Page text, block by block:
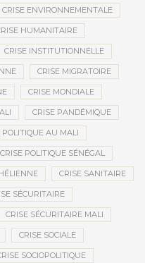
CRISE ENVIRONNEMENTALE
HUMANITAIRE
CRISE INSTITUTIONNELLE
CRISE MIGRATOIRE
CRISE MONDIALE
CRISE PANDÉMIQUE
POLITIQUE AU MALI
CRISE POLITIQUE SÉNÉGAL
CRISE SANITAIRE
SÉCURITAIRE
CRISE SÉCURITAIRE MALI
CRISE SOCIALE
SOCIOPOLITIQUE